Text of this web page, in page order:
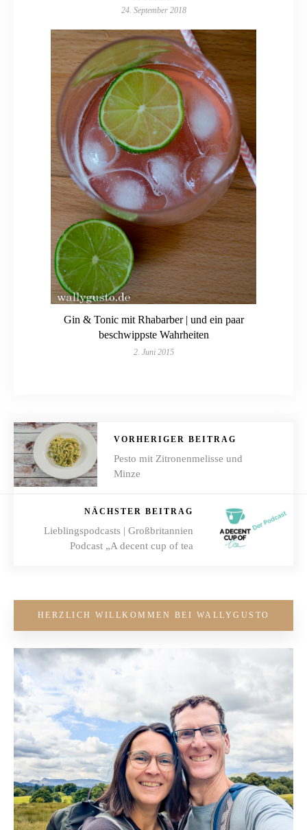
24. September 2018
Gin & Tonic mit Rhabarber | und ein paar
beschwippste Wahrheiten
2. Juni 2015
VORHERIGER BEITRAG
Pesto mit Zitronenmelisse und
Minze
NÄCHSTER BEITRAG
Lieblingspodcasts | Großbritannien
Podcast „A decent cup of tea
HERZLICH WILLKOMMEN BEI WALLYGUSTO